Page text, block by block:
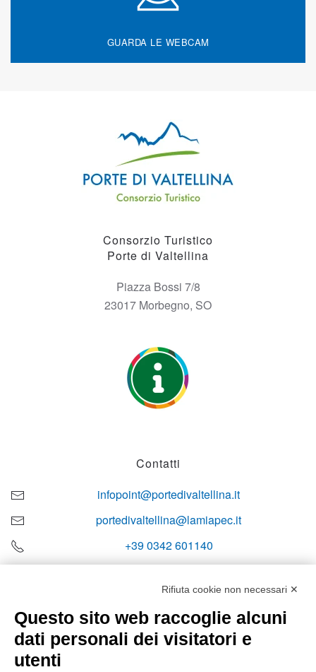
GUARDA LE WEBCAM
Consorzio Turistico
Porte di Valtellina
Piazza Bossi 7/8
23017 Morbegno, SO
Contatti
infopoint@portedivaltellina.it
portedivaltellina@lamiapec.it
+39 0342 601140
Orari di apertura
Rifiuta cookie non necessari ✕
Questo sito web raccoglie alcuni
dati personali dei visitatori e
utenti